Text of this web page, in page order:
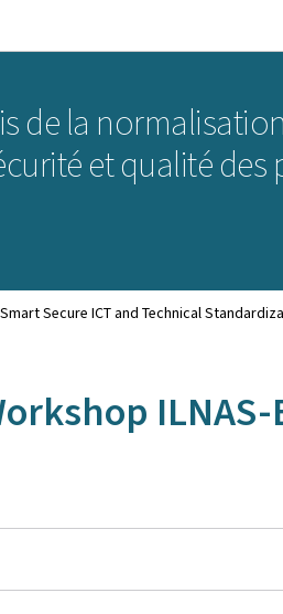
de la
et qualité des
Secure ICT and Technical